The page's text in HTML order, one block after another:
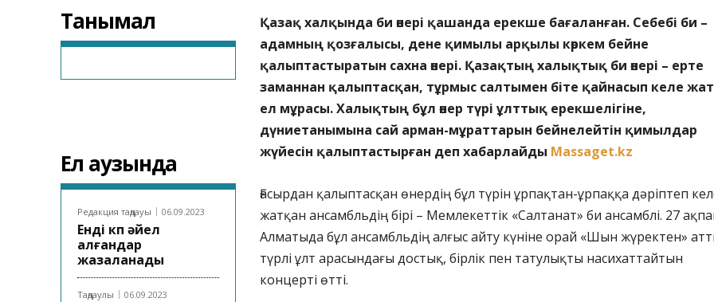
Танымал
Ел аузында
Редакция таңдауы 06.09.2023
Енді көп әйел
алғандар
жазаланады
Таңдаулы 06.09.2023
Қазақ халқында би өнері қашанда ерекше бағаланған. Себебі би –
адамның қозғалысы, дене қимылы арқылы көркем бейне
қалыптастыратын сахна өнері. Қазақтың халықтық би өнері – ерте
заманнан қалыптасқан, тұрмыс салтымен біте қайнасып келе
ел мұрасы. Халықтың бұл өнер түрі ұлттық ерекшелігіне,
дүниетанымына сай арман-мұраттарын бейнелейтін қимылдар
жүйесін қалыптастырған деп хабарлайды Massaget.kz
Ғасырдан қалыптасқан өнердің бұл түрін ұрпақтан-ұрпаққа дәріптеп
жатқан ансамбльдің бірі – Мемлекеттік «Салтанат» би ансамблі. 27
Алматыда бұл ансамбльдің алғыс айту күніне орай «Шын жүректен»
түрлі ұлт арасындағы достық, бірлік пен татулықты насихаттайтын
концерті өтті.